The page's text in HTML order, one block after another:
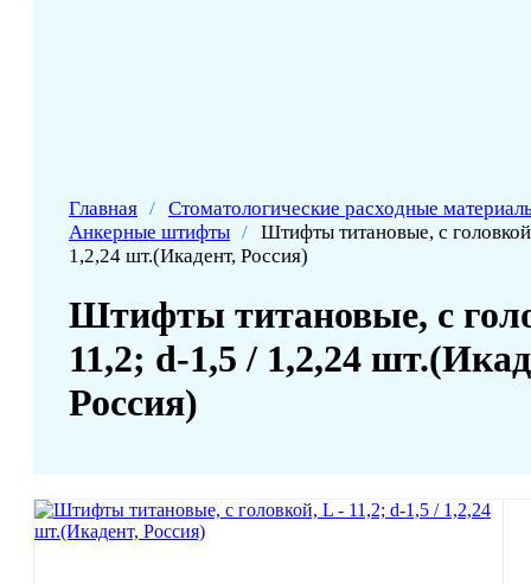
Главная / Стоматологические расходные
Анкерные штифты / Штифты титановые, с
1,2,24 шт.(Икадент, Россия)
Штифты титановые, с
11,2; d-1,5 / 1,2,24
Россия)